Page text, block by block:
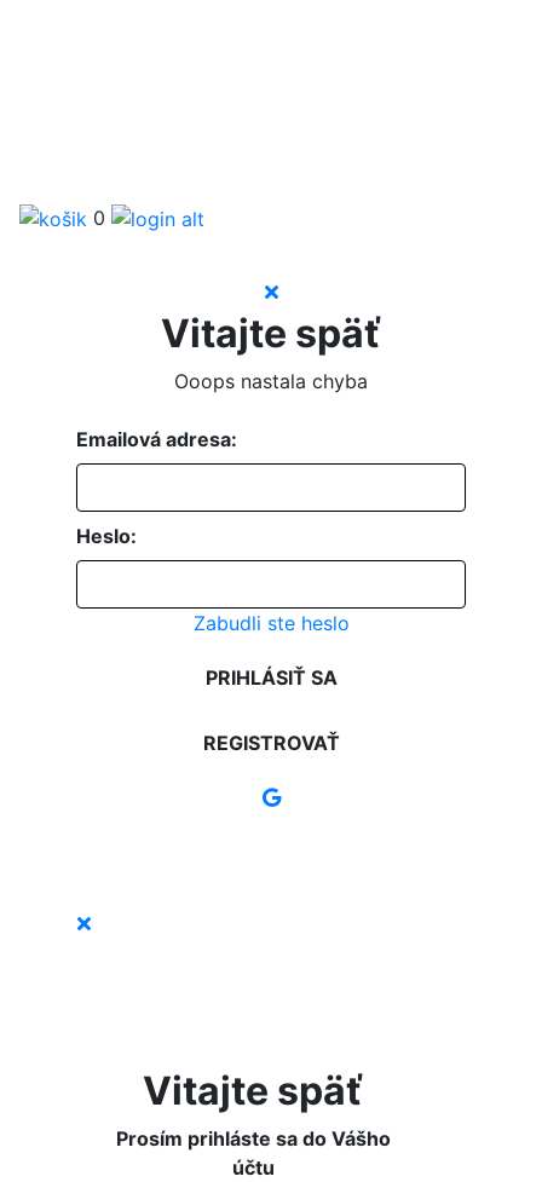
0
Vitajte späť
Ooops nastala chyba
Emailová adresa:
Heslo:
Zabudli ste heslo
PRIHLÁSIŤ SA
REGISTROVAŤ
Vitajte späť
Prosím prihláste sa do Vášho
účtu